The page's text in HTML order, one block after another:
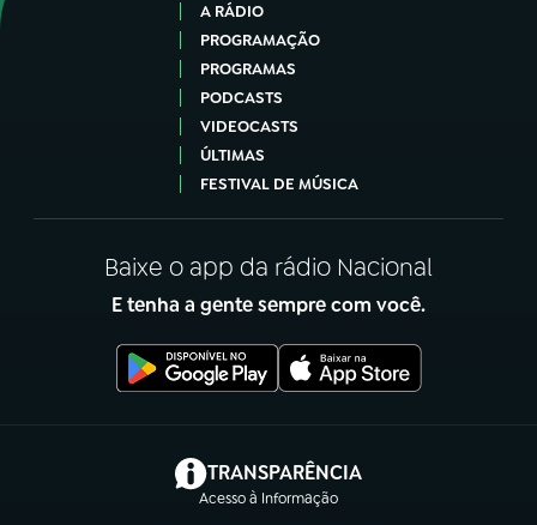
A RÁDIO
PROGRAMAÇÃO
PROGRAMAS
PODCASTS
VIDEOCASTS
ÚLTIMAS
FESTIVAL DE MÚSICA
Baixe o app da rádio Nacional
E tenha a gente sempre com você.
TRANSPARÊNCIA
Acesso à Informação
(abre em nova aba)